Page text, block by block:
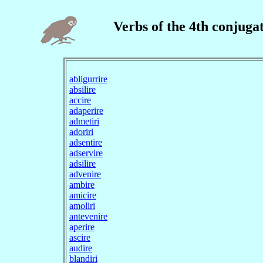
Verbs of the 4th
abligurrire
absilire
accire
adaperire
admetiri
adoriri
adsentire
adservire
adsilire
advenire
ambire
amicire
amoliri
antevenire
aperire
ascire
audire
blandiri